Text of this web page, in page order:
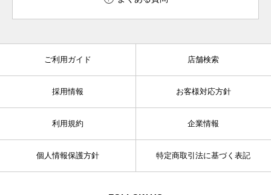
ご利用ガイド 店舗検索
採用情報 お客様対応方針
利用規約 企業情報
個人情報保護方針 特定商取引法に基づく表記